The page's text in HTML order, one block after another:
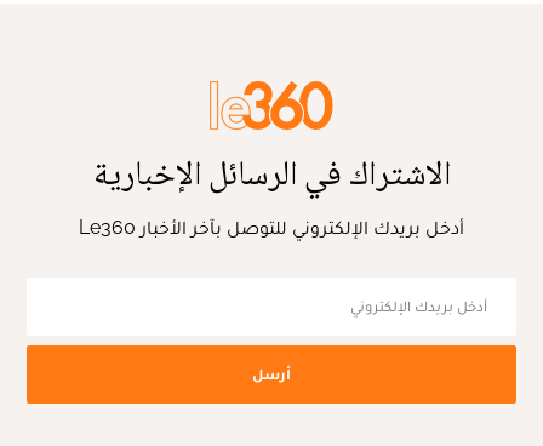
الاشتراك في الرسائل الإخبارية
أدخل بريدك الإلكتروني للتوصل بآخر الأخبار Le360
أرسل